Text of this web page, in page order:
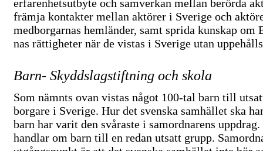
erfarenhetsutbyte och samverkan mellan berörda
främja kontakter mellan aktörer i Sverige och
medborgarnas hemländer, samt sprida kunskap om
nas rättigheter när de vistas i Sverige utan
Barn- Skyddslagstiftning och skola
Som nämnts ovan vistas något 100-tal barn till
borgare i Sverige. Hur det svenska samhället ska
barn har varit den svåraste i samordnarens
handlar om barn till en redan utsatt grupp.